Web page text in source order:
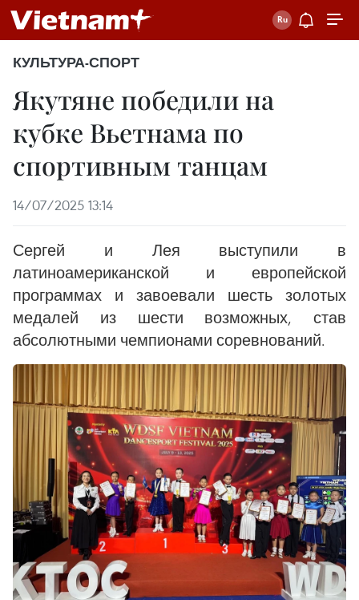
КУЛЬТУРА-СПОРТ
Якутяне победили на
кубке Вьетнама по
спортивным танцам
14/07/2025 13:14
Сергей и Лея выступили в
латиноамериканской и европейской
программах и завоевали шесть золотых
медалей из шести возможных, став
абсолютными чемпионами соревнований.